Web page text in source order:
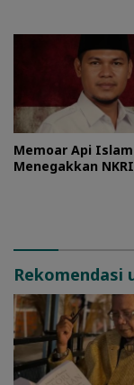
Memoar Api
Menegakkan NKRI
Rekomendasi